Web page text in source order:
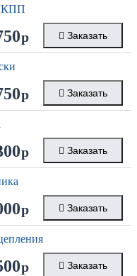
р Заказать
р Заказать
р Заказать
р Заказать
р Заказать